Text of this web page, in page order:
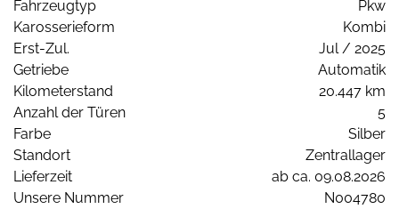
Fahrzeugtyp
Pkw
Karosserieform
Kombi
Erst-Zul.
Jul / 2025
Getriebe
Automatik
Kilometerstand
20.447 km
Anzahl der Türen
5
Farbe
Silber
Standort
Zentrallager
Lieferzeit
ab ca. 09.08.2026
Unsere Nummer
N004780